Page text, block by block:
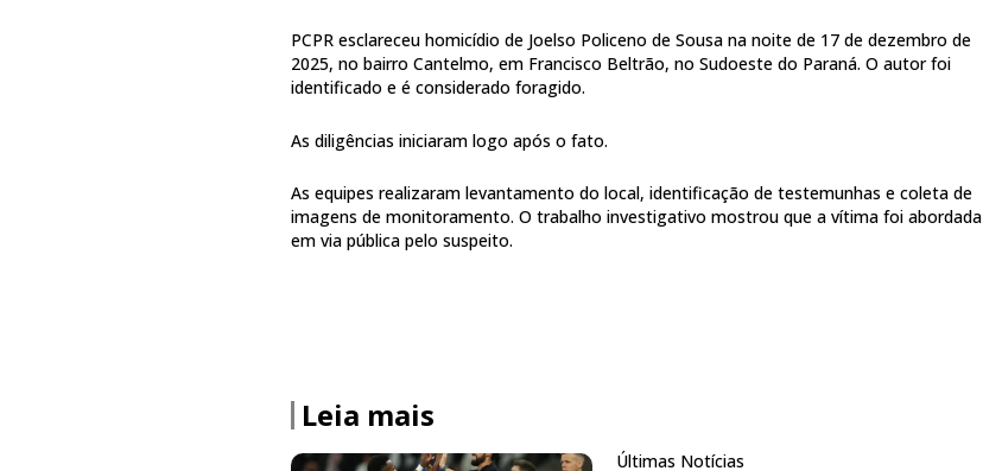
PCPR esclareceu homicídio de Joelso Policeno de Sousa na noite de 17 de dezembro de
2025, no bairro Cantelmo, em Francisco Beltrão, no Sudoeste do Paraná. O autor foi
identificado e é considerado foragido.
As diligências iniciaram logo após o fato.
As equipes realizaram levantamento do local, identificação de testemunhas e coleta de
imagens de monitoramento. O trabalho investigativo mostrou que a vítima foi abordada
em via pública pelo suspeito.
Leia mais
Últimas Notícias